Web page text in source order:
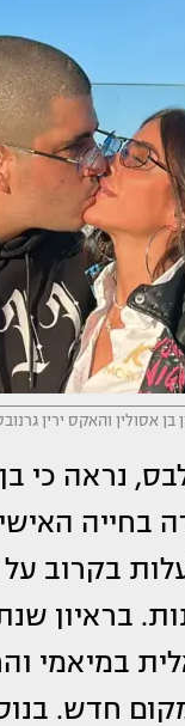
בן אסולין והאקס ירין
נראה כי
בחייה
בקרוב
בראיון
במיאמי
חדש.